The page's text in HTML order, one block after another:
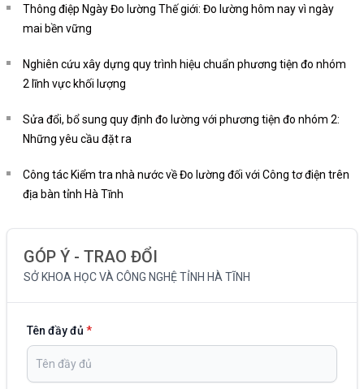
Thông điệp Ngày Đo lường Thế giới: Đo lường hôm nay vì ngày
mai bền vững
Nghiên cứu xây dựng quy trình hiệu chuẩn phương tiện đo nhóm
2 lĩnh vực khối lượng
Sửa đổi, bổ sung quy định đo lường với phương tiện đo nhóm 2:
Những yêu cầu đặt ra
Công tác Kiểm tra nhà nước về Đo lường đối với Công tơ điện trên
địa bàn tỉnh Hà Tĩnh
GÓP Ý - TRAO ĐỔI
SỞ KHOA HỌC VÀ CÔNG NGHỆ TỈNH HÀ TĨNH
Tên đầy đủ *